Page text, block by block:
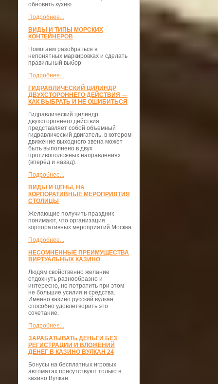
обновить кухню.
Подробнее...
ВИДЫ И ТИПЫ МОРСКИХ
КОНТЕЙНЕРОВ
Помогаем разобраться в
непонятных маркировках и сделать
правильный выбор
Подробнее...
ГИДРАВЛИЧЕСКИЙ ЦИЛИНДР
ДВУХСТОРОННЕГО ДЕЙСТВИЯ —
КАК ВЫБРАТЬ И НЕ ОШИБИТЬСЯ
Гидравлический цилиндр
двухстороннего действия
представляет собой объемный
гидравлический двигатель, в котором
движение выходного звена может
быть выполнено в двух
противоположных направлениях
(вперёд и назад).
Подробнее...
ВИДЫ И ЦЕНЫ, НА
КОРПОРАТИВНЫЕ МЕРОПРИЯТИЯ
СТОЛИЦЫ
Желающие получить праздник
понимают, что организация
корпоративных мероприятий Москва
Подробнее...
НЕСОМНЕННЫЕ ПРЕИМУЩЕСТВА
ВИРТУАЛЬНЫХ КАЗИНО
Людям свойственно желание
отдохнуть разнообразно и
интересно, но потратить при этом
не большие усилия и средства.
Именно казино русский вулкан
способно удовлетворить это
сочетание.
Подробнее...
ЗАРАБАТЫВАТЬ ДЕНЬГИ БЕЗ
РЕГИСТРАЦИИ И ВЛОЖЕНИЙ
ДЕНЕГ В КАЗИНО ВУЛКАН 24
Бонусы на бесплатных игровых
автоматах присутствуют только в
казино Вулкан.